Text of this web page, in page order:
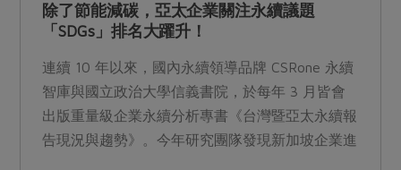
除了節能減碳，亞太企業關注永續議題
「SDGs」排名大躍升！
連續 10 年以來，國內永續領導品牌 CSRone 永續
智庫與國立政治大學信義書院，於每年 3 月皆會
出版重量級企業永續分析專書《台灣暨亞太永續報
告現況與趨勢》。今年研究團隊發現新加坡企業進